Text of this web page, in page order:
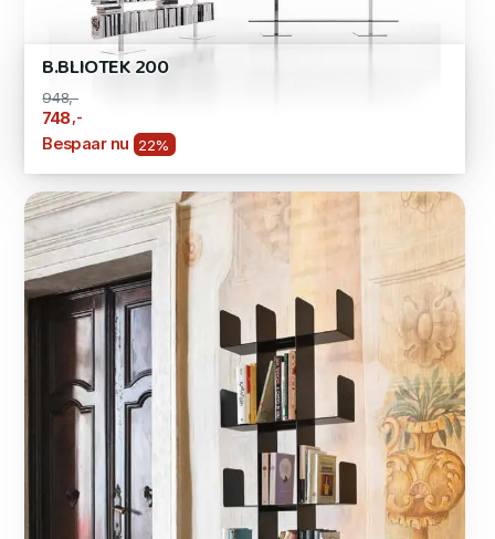
B.BLIOTEK 200
948,-
748,-
Bespaar nu 22%